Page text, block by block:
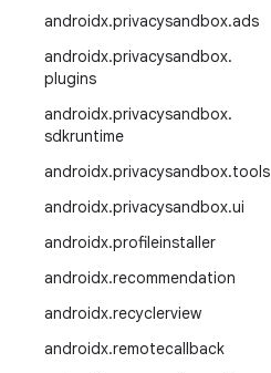
androidx.privacysandbox.ads
androidx.privacysandbox.
plugins
androidx.privacysandbox.
sdkruntime
androidx.privacysandbox.tools
androidx.privacysandbox.ui
androidx.profileinstaller
androidx.recommendation
androidx.recyclerview
androidx.remotecallback